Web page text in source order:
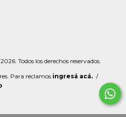
Todos los derechos reservados.
Para reclamos ingresá acá. /